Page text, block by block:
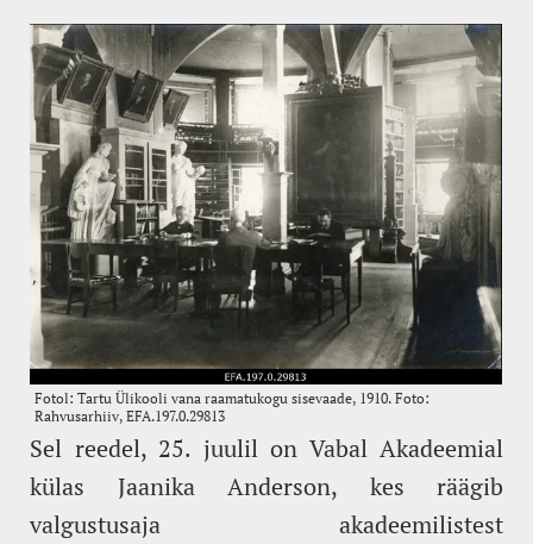
Sel reedel, 25. juulil on Vabal Akadeemial
külas Jaanika Anderson, kes räägib
valgustusaja akadeemilistest